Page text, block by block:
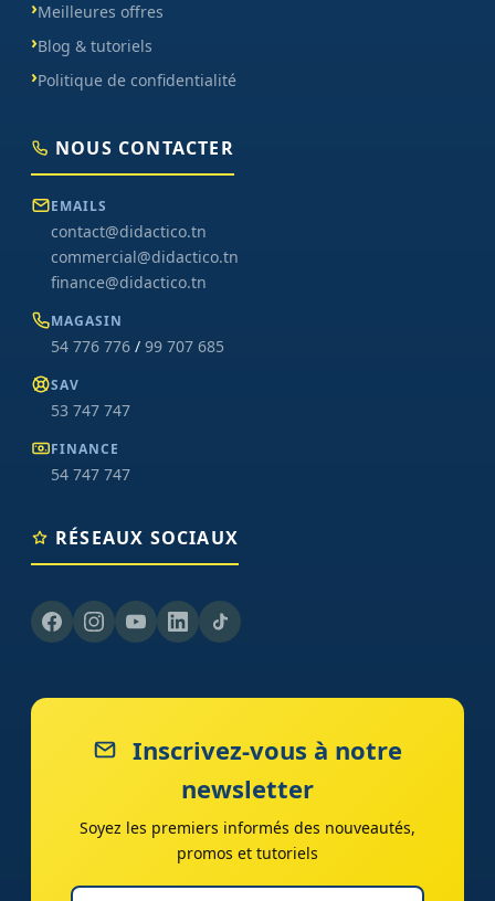
Meilleures offres
Blog & tutoriels
Politique de confidentialité
NOUS CONTACTER
EMAILS
contact@didactico.tn
commercial@didactico.tn
finance@didactico.tn
MAGASIN
54 776 776 / 99 707 685
SAV
53 747 747
FINANCE
54 747 747
RÉSEAUX SOCIAUX
Inscrivez-vous à notre
newsletter
Soyez les premiers informés des nouveautés,
promos et tutoriels